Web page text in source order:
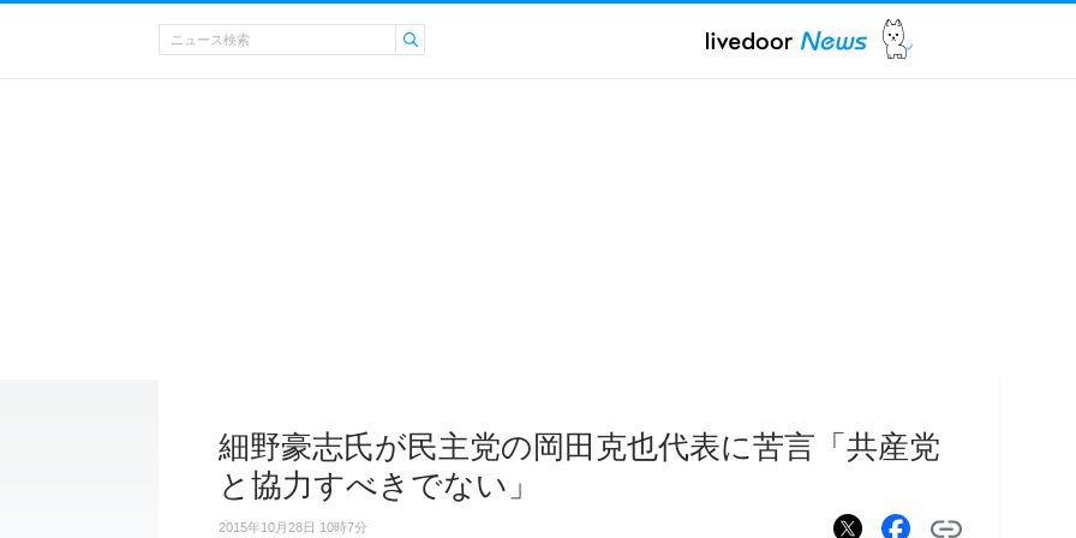
細野豪志氏が民主党の岡田克也代表に苦言「共産党
と協力すべきでない」
2015年10月28日 10時7分